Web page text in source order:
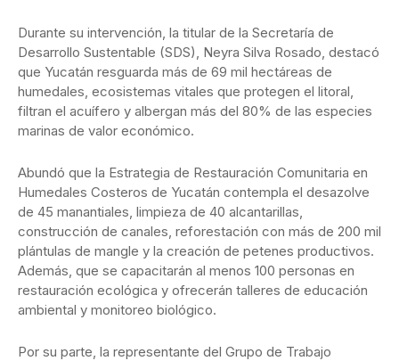
Durante su intervención, la titular de la Secretaría de
Desarrollo Sustentable (SDS), Neyra Silva Rosado, destacó
que Yucatán resguarda más de 69 mil hectáreas de
humedales, ecosistemas vitales que protegen el litoral,
filtran el acuífero y albergan más del 80% de las especies
marinas de valor económico.
Abundó que la Estrategia de Restauración Comunitaria en
Humedales Costeros de Yucatán contempla el desazolve
de 45 manantiales, limpieza de 40 alcantarillas,
construcción de canales, reforestación con más de 200 mil
plántulas de mangle y la creación de petenes productivos.
Además, que se capacitarán al menos 100 personas en
restauración ecológica y ofrecerán talleres de educación
ambiental y monitoreo biológico.
Por su parte, la representante del Grupo de Trabajo